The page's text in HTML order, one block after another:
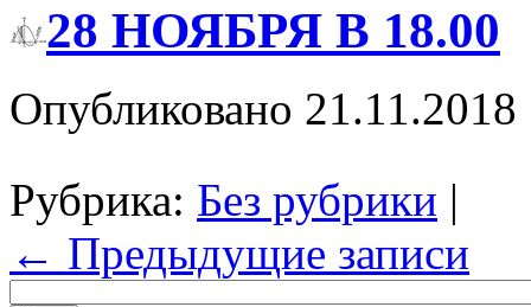
28 НОЯБРЯ В 18.00
Опубликовано 21.11.2018
Рубрика: Без рубрики |
← Предыдущие записи